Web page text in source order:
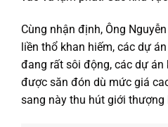
Cùng nhận định, Ông
liền thổ khan hiếm, các dự
đang rất sôi động, các dự
được săn đón dù mức giá
sang này thu hút giới thượng